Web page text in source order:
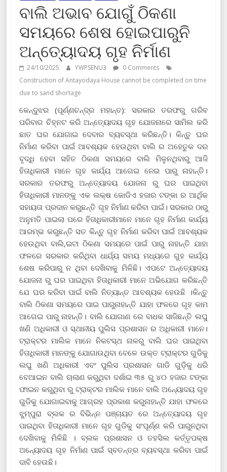
ବାଲି ଅଭାବ ଯୋଗୁଁ ଠିକଣା
ସମୟରେ ଶେଷ ହୋଇପାରୁନି
ଅନ୍ତ୍ୟୋଦୟ ଗୃହ ନିର୍ମାଣ
24/10/2025 YWPSENU3
0 Comments
Construction of Antayodaya House cannot be completed on time
due to sand shortage
କେନ୍ଦୁଝର (ପୂର୍ଣ୍ଣଚନ୍ଦ୍ର ମହାନ୍ତ): ସରକାର ତରଫରୁ ଗରିବ
ପରିବାର ଚିହ୍ନଟ କରି ଅନ୍ତ୍ୟୋଦୟ ଗୃହ ଯୋଜନାରେ ସାମିଲ କରି
ଛାତ ଘର ଯୋଗାଇ ଦେବାର ବ୍ୟବସ୍ଥା କରିଛନ୍ତି। କିନ୍ତୁ ଘର
ନିର୍ମାଣ କରିବା ପାଇଁ ଆବଶ୍ୟକ ହେଉଥିବା ବାଲି ର ଅହେତୁକ ଦର
ବୃଦ୍ଧି ହେବା ସହିତ ଠିକଣା ସମୟରେ ବାଲି ମିଳୁନଥିବାରୁ ଆଜି
ହିତାଧିକାରୀ ମାନେ ଗୃହ କାର୍ଯ୍ୟ ଆଗେଇ ନେଇ ପାରୁ ନାହାନ୍ତି।
ସରକାର ତରଫରୁ ଅନ୍ତ୍ୟୋଦୟ ଯୋଜନା ରୁ ଘର ପାଇଥିବା
ହିତାଧିକାରୀ ମାନଙ୍କୁ ଏକ ଲକ୍ଷ କୋଡିଏ ହଜାର ଟଙ୍କା ର ଆର୍ଥିକ
ସହାୟତା ପ୍ରଦାନ କରୁଛନ୍ତି ଗୃହ ନିର୍ମାଣ କରିବା ପାଇଁ। ସରକାର ଠାରୁ
ଅନୁମତି ପାଇଲା ପରେ ହିତାଧିକାରୀମାନେ ମାନେ ଗୃହ ନିର୍ମାଣ କାର୍ଯ୍ୟ
ଆରମ୍ଭ କରୁଛନ୍ତି ସତ କିନ୍ତୁ ଗୃହ ନିର୍ମାଣ କରିବା ପାଇଁ ଆବଶ୍ୟକ
ହେଉଥିବା ବାଲି,ଇଟା ଠିକଣା ସମୟରେ ପାଇଁ ପାରୁ ନାହାନ୍ତି ଯାହା
ଫଳରେ ସରକାର କରିଥିବା ଧାର୍ଯ୍ୟ ସମୟ ମଧ୍ୟରେ ଗୁହ କାର୍ଯ୍ୟ
ଶେଷ କରିପାରୁ ନ ଥିବା ଦେଖିବାକୁ ମିଳିଛି। ଏପଟେ ଅନ୍ତ୍ୟୋଦୟ
ଯୋଜନା ରୁ ଘର ପାଇଥିବା ହିତାଧିକାରୀ ମାନେ ଅଭିଯୋଗ କରିଛନ୍ତି
ଯେ ଘର କରିବା ପାଇଁ ବାଲି ନିତ୍ୟାନ୍ତ ଆବଶ୍ୟକ ହେଉଛି ।କିନ୍ତୁ
ବାଲି ଠିକଣା ସମୟରେ ପାଇ ପାରୁନାହାନ୍ତି ଯାହା ଫଳରେ ଗୃହ କାମ
ଆଗେଇ ପାରୁ ନାହାନ୍ତି। ବାଲି ଯୋଗାଣ ରେ ବାଧକ ସାଜିଛନ୍ତି ଲଘୁ
ଖଣି ଅଧିକାରୀ ଓ ସ୍ଥାନୀୟ ପୁଲିସ ପ୍ରଶାସନ ର ଅଧିକାରୀ ମାନେ।
ଟ୍ରାକ୍ଟର ମାଲିକ ମାନେ ନିକଟସ୍ଥ ନାଳରୁ ବାଲି ଘର ପାଇଥିବା
ହିତାଧିକାରୀ ମାନଙ୍କୁ ଯୋଗାଉଥିବା ବେଳେ ଉକ୍ତ ଟ୍ରାକ୍ଟର ଗୁଡିକୁ
ଲଘୁ ଖଣି ଅଧିକାରୀ ଏବଂ ପୁଲିସ ପ୍ରଶାସନ ଗାଡି ଗୁଡ଼ିକୁ ଧରି
ବେଆଇନ ବାଲି ଚାଲାଣ କରୁଥିବା ଦର୍ଶାଇ ୩୫ ରୁ ୪୦ ହଜାର ଟଙ୍କା
ଫାଇନ କରୁଥିବା ରୁ ଟ୍ରାକ୍ଟର ମାଲିକ ମାନେ ବାଲି ଅନ୍ୟୋଦୟ ଗୃହ
ଗୁଡିକୁ ଯୋଗାଇବାକୁ ଆଗ୍ରହ ପ୍ରକାଶ କରୁନାହାନ୍ତି ଯାହା ଫଳରେ
ଝୁମ୍ପୁରା ବ୍ଲକ ର ବିଭିନ୍ନ ପଞ୍ଚାୟତ ରେ ଅନ୍ତ୍ୟୋଦୟ ଗୃହ
ପାଇଥିବା ହିତାଧିକାରୀ ମାନେ ଗୃହ ଗୁଡିକୁ ସଂପୂର୍ଣ୍ଣ କରି ପାରୁନଥିବା
ଦେଖିବାକୁ ମିଳିଛି । ବ୍ଲକ ପ୍ରଶାସନ ଓ ତହସିଲ କର୍ତ୍ତୃପକ୍ଷ
ଅନ୍ୟୋଦୟ ଗୃହ ନିର୍ମାଣ ପାଇଁ ସ୍ବତନ୍ତ୍ର ବ୍ୟବସ୍ଥା କରିବା ପାଇଁ
ଦାବି ହେଉଛି।